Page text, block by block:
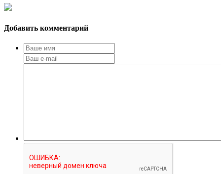
Добавить комментарий